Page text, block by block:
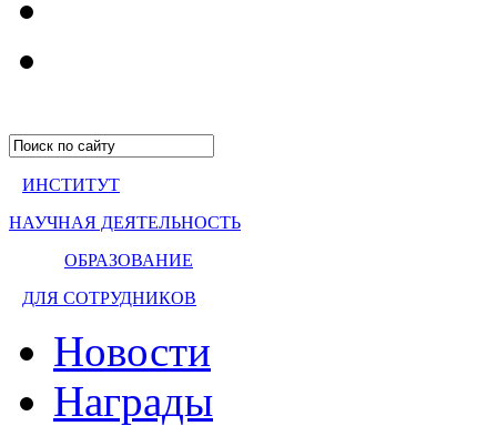
ИНСТИТУТ
НАУЧНАЯ ДЕЯТЕЛЬНОСТЬ
ОБРАЗОВАНИЕ
ДЛЯ СОТРУДНИКОВ
Новости
Награды